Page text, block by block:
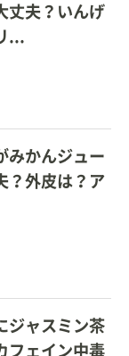
丈夫？いんげ
...
みかんジュー
？外皮は？ア
ジャスミン茶
フェイン中毒